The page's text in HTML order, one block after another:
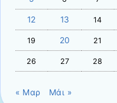
12 13 14
19 20 21
26 27 28
« Μαρ Μάι »